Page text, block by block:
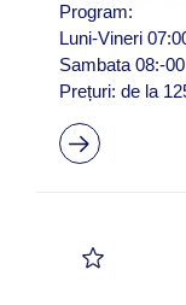
Program:
Luni-Vineri
Sambata 08:-
Prețuri: de la